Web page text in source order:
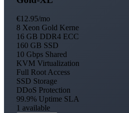
€12.95/mo
8 Xeon Gold Kerne
16 GB DDR4 ECC
160 GB SSD
10 Gbps Shared
KVM Virtualization
Full Root Access
SSD Storage
DDoS Protection
99.9% Uptime SLA
1 available